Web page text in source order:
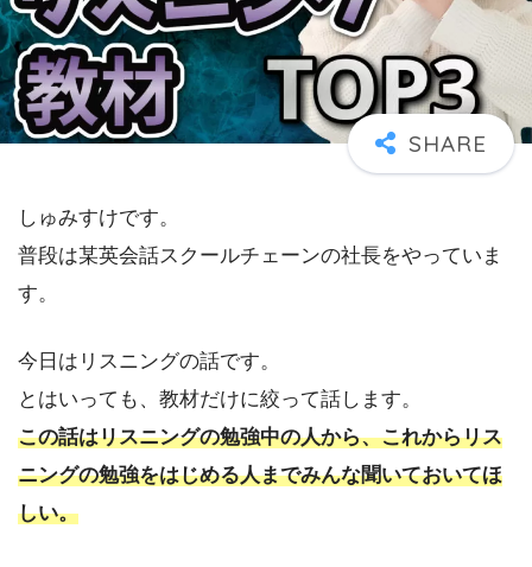
しゅみすけです。
普段は某英会話スクールチェーンの社長をやっていま
す。
今日はリスニングの話です。
とはいっても、教材だけに絞って話します。
この話はリスニングの勉強中の人から、これからリス
ニングの勉強をはじめる人までみんな聞いておいてほ
しい。